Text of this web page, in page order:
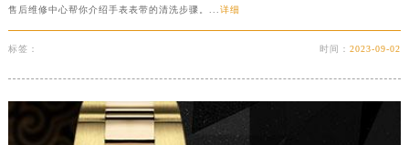
售后维修中心帮你介绍手表表带的清洗步骤。... 详细
标签： 时间：2023-09-02